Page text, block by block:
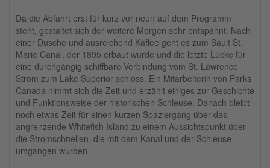
Da die Abfahrt erst für kurz vor neun auf dem Programm
steht, gestaltet sich der weitere Morgen sehr entspannt. Nach
einer Dusche und ausreichend Kaffee geht es zum Sault St.
Marie Canal, der 1895 erbaut wurde und die letzte Lücke für
eine durchgängig schiffbare Verbindung vom St. Lawrence
Strom zum Lake Superior schloss. Ein Mitarbeiterin von Parks
Canada nimmt sich die Zeit und erzählt einiges zur Geschichte
und Funktionsweise der historischen Schleuse. Danach bleibt
noch etwas Zeit für einen kurzen Spaziergang über das
angrenzende Whitefish Island zu einem Aussichtspunkt über
die Stromschnellen, die mit dem Kanal und der Schleuse
umgangen wurden.